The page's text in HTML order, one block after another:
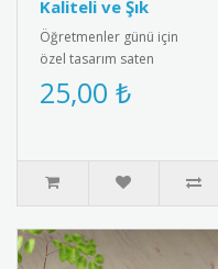
Kaliteli ve Şık
Öğretmenler günü için
özel tasarım saten
kokart."24 Kasım
Öğretmenler Günü" yazılı
25,00 ₺